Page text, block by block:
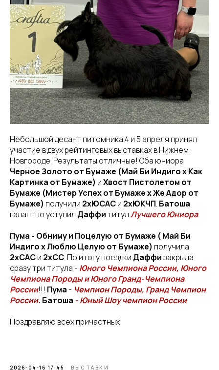
Небольшой десант питомника 4 и 5 апреля принял
участие в двух рейтинговых выставках в Нижнем
Новгороде. Результаты отличные! Оба юниора
Черное Золото от Бумаже (Май Би Индиго х Как
Картинка от Бумаже) иХвост Пистолетом от
Бумаже (Мистер Успех от Бумаже х Же Адор от
Бумаже) получили 2хЮСАСи 2хЮКЧП. Батоша
галантно уступил ДаффититулЛучшего Юниора.
Пума - Обниму и Поцелую от Бумаже ( Май Би
Индиго х Люблю Целую от Бумаже) получила
2хСАСи 2хСС. По итогу поездки Даффизакрыла
сразу три титула - Юного Чемпиона России, Юного
Чемпиона Породы и Юного Гранд-Чемпиона
России!!! Пума - Чемпион Породы, Гранд Чемпион
России. Батоша - Юный Шоу чемпион России
Поздравляю всех причастных!
2026-04-16 17:45 ВЫСТАВКИ